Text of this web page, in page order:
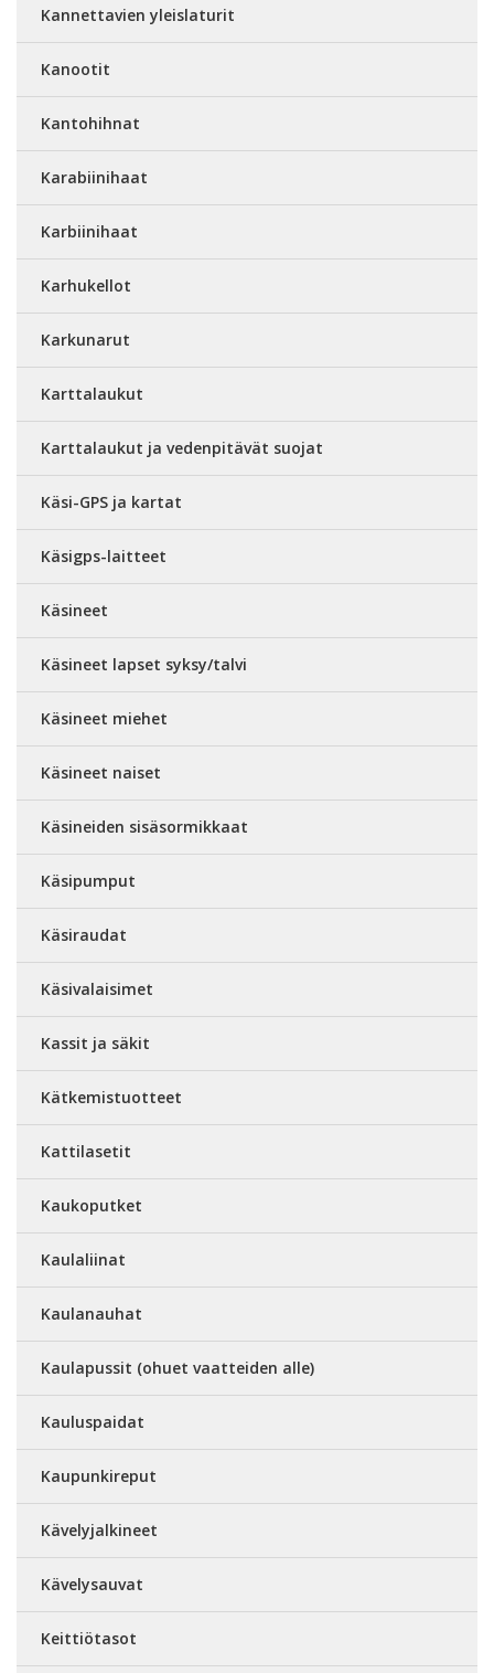
Kannettavien yleislaturit
Kanootit
Kantohihnat
Karabiinihaat
Karbiinihaat
Karhukellot
Karkunarut
Karttalaukut
Karttalaukut ja vedenpitävät suojat
Käsi-GPS ja kartat
Käsigps-laitteet
Käsineet
Käsineet lapset syksy/talvi
Käsineet miehet
Käsineet naiset
Käsineiden sisäsormikkaat
Käsipumput
Käsiraudat
Käsivalaisimet
Kassit ja säkit
Kätkemistuotteet
Kattilasetit
Kaukoputket
Kaulaliinat
Kaulanauhat
Kaulapussit (ohuet vaatteiden alle)
Kauluspaidat
Kaupunkireput
Kävelyjalkineet
Kävelysauvat
Keittiötasot